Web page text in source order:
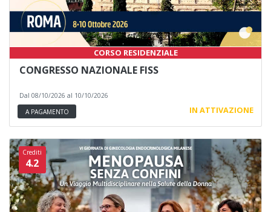
CORSO RESIDENZIALE
CONGRESSO NAZIONALE FISS
Dal 08/10/2026 al 10/10/2026
A PAGAMENTO
IN ATTIVAZIONE
Crediti
4.2